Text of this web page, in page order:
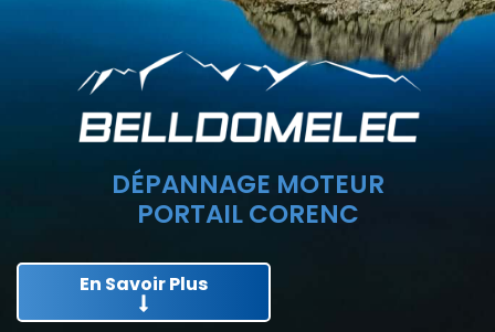
DÉPANNAGE MOTEUR
PORTAIL CORENC
En Savoir Plus